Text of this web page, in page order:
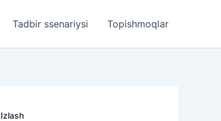
Tadbir ssenariysi Topishmoqlar
Izlash